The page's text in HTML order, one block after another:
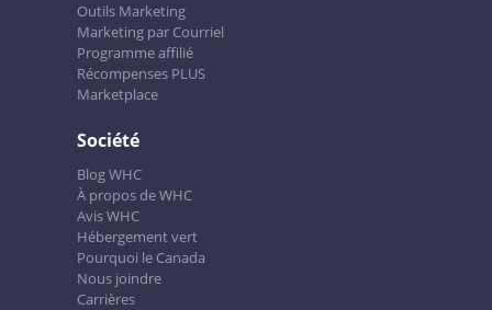
Outils Marketing
Marketing par Courriel
Programme affilié
Récompenses PLUS
Marketplace
Société
Blog WHC
À propos de WHC
Avis WHC
Hébergement vert
Pourquoi le Canada
Nous joindre
Carrières